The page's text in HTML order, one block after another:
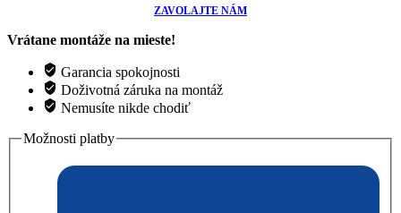
ZAVOLAJTE NÁM
Vrátane montáže na mieste!
Garancia spokojnosti
Doživotná záruka na montáž
Nemusíte nikde chodiť
Možnosti platby